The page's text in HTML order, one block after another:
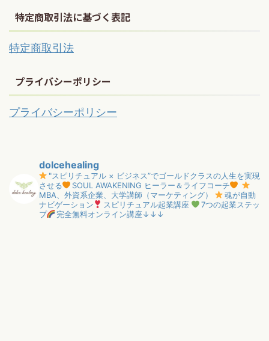
特定商取引法に基づく表記
特定商取引法
プライバシーポリシー
プライバシーポリシー
dolcehealing
"スピリチュアル × ビジネス”でゴールドクラスの人生を実現
させる
SOUL AWAKENING ヒーラー＆ライフコーチ
MBA、外資系企業、大学講師（マーケティング）
魂が自動
ナビゲーション
スピリチュアル起業講座
7つの起業ステッ
プ
完全無料オンライン講座↓↓↓